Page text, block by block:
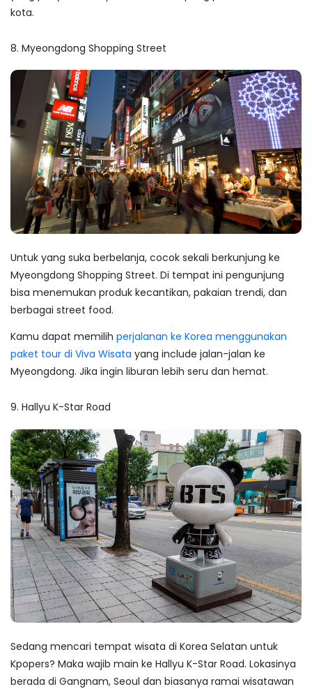
kota.
8. Myeongdong Shopping Street
Untuk yang suka berbelanja, cocok sekali berkunjung ke
Myeongdong Shopping Street. Di tempat ini pengunjung
bisa menemukan produk kecantikan, pakaian trendi, dan
berbagaistreet food.
Kamu dapat memilihperjalanan ke Korea menggunakan
paket tour di Viva Wisata yangincludejalan-jalan ke
Myeongdong. Jika ingin liburan lebih seru dan hemat.
9. Hallyu K-Star Road
Sedang mencari tempat wisata di Korea Selatan untuk
Kpopers? Maka wajib main ke Hallyu K-Star Road. Lokasinya
berada di Gangnam, Seoul dan biasanya ramai wisatawan